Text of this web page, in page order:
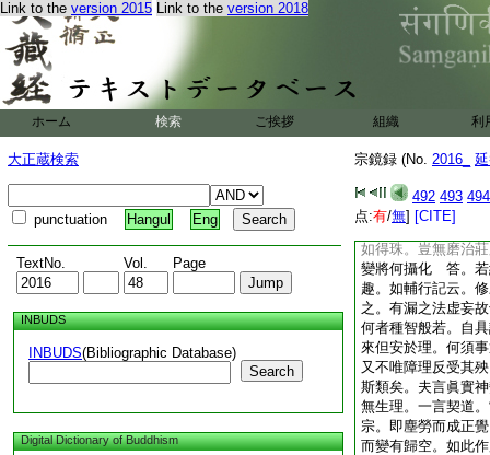
Link to the version 2015 Link to the version 2018
ホーム 検索 ご挨拶 組織 利
大正蔵検索
punctuation Hangul Eng
TextNo. Vol. Page
INBUDS
INBUDS(Bibliographic Database)
Search
Digital Dictionary of Buddhism
宗鏡録 (No. 2016_
492 493 494
点:有/無] [CITE]
者巧匠治理。三者
五者内外明徹。六
縷。八者置在瑠璃
種種光明。十者能
種事出過衆聖。何
二者持戒頭陀正行
滿無缺。四者道行
神通内外明徹。六
者貫以種種方便智
之上。九者觀衆生
職墮在佛數。能爲
如得珠。豈無磨治
變將何攝化 答。若
趣。如輔行記云。
之。有漏之法虚妄
何者種智般若。自
來但安於理。何須
又不唯障理反受其
斯類矣。夫言眞實
無生理。一言契道
宗。即塵勞而成正
而變有歸空。如此